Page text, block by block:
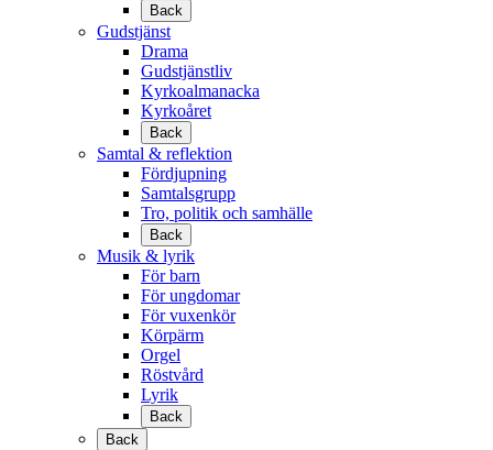
Back
Gudstjänst
Drama
Gudstjänstliv
Kyrkoalmanacka
Kyrkoåret
Back
Samtal & reflektion
Fördjupning
Samtalsgrupp
Tro, politik och samhälle
Back
Musik & lyrik
För barn
För ungdomar
För vuxenkör
Körpärm
Orgel
Röstvård
Lyrik
Back
Back